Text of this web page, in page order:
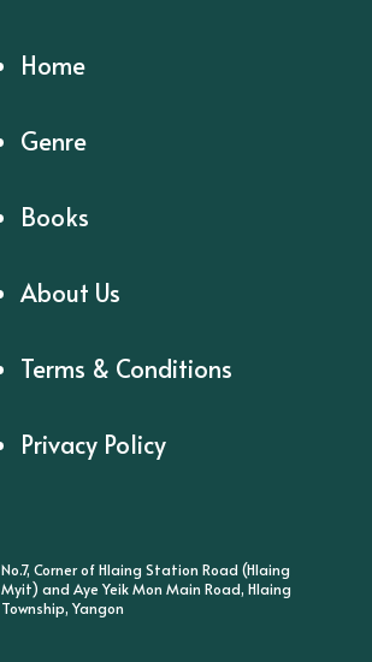
Home
Genre
Books
About Us
Terms & Conditions
Privacy Policy
No.7, Corner of Hlaing Station Road (Hlaing
Myit) and Aye Yeik Mon Main Road, Hlaing
Township, Yangon